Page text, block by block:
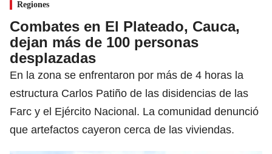
Regiones
Combates en El Plateado, Cauca,
dejan más de 100 personas
desplazadas
En la zona se enfrentaron por más de 4 horas la
estructura Carlos Patiño de las disidencias de las
Farc y el Ejército Nacional. La comunidad denunció
que artefactos cayeron cerca de las viviendas.